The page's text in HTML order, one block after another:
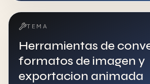
TEMA
Herramientas de
formatos de imagen y
exportacion animada